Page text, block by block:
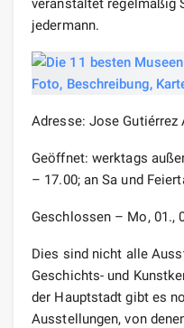
veranstaltet regelmäßig
jedermann.
Adresse: Jose Gutiérrez
Geöffnet: werktags
– 17.00; an Sa und
Geschlossen – Mo, 01.,
Dies sind nicht alle
Geschichts- und
der Hauptstadt gibt es
Ausstellungen, von